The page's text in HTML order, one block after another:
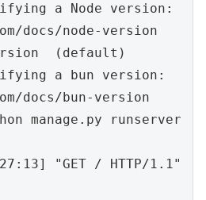
a Node version:
docs/node-version
(default)
a bun version:
docs/bun-version
manage.py runserver
"GET / HTTP/1.1"